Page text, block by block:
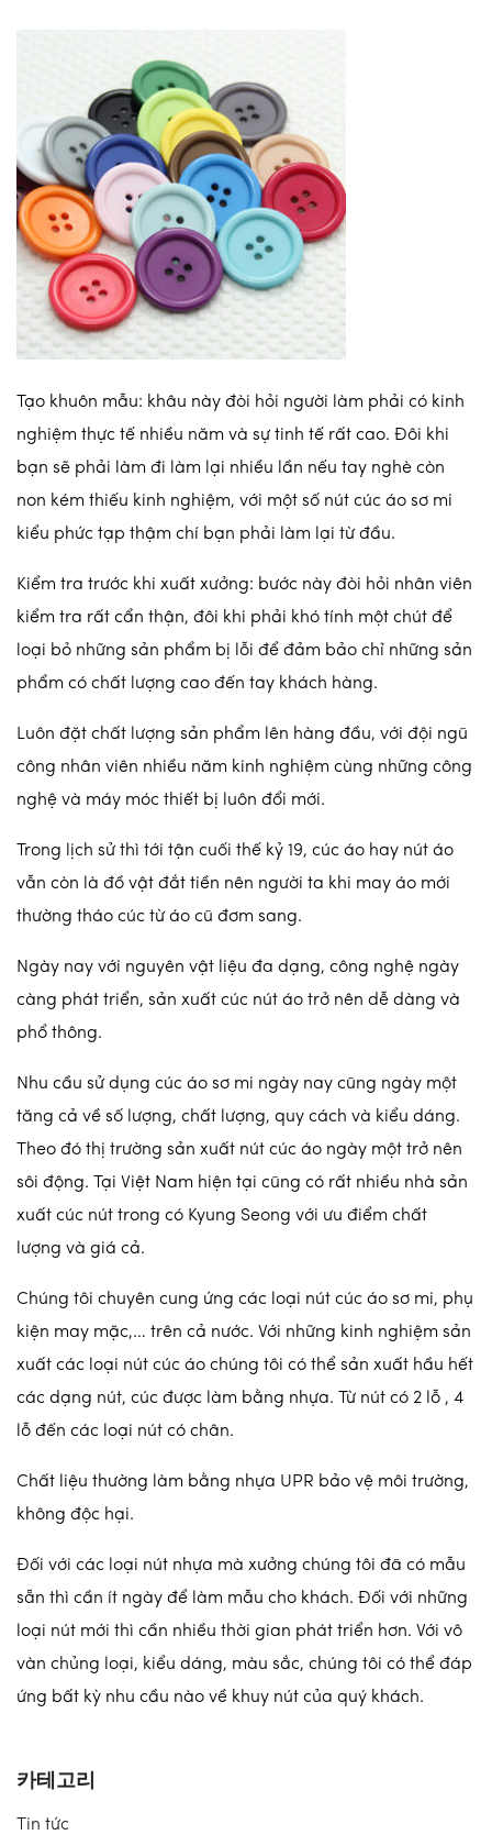
Tạo khuôn mẫu: khâu này đòi hỏi người làm phải có kinh
nghiệm thực tế nhiều năm và sự tinh tế rất cao. Đôi khi
bạn sẽ phải làm đi làm lại nhiều lần nếu tay nghè còn
non kém thiếu kinh nghiệm, với một số nút cúc áo sơ mi
kiểu phức tạp thậm chí bạn phải làm lại từ đầu.
Kiểm tra trước khi xuất xưởng: bước này đòi hỏi nhân viên
kiểm tra rất cẩn thận, đôi khi phải khó tính một chút để
loại bỏ những sản phẩm bị lỗi để đảm bảo chỉ những sản
phẩm có chất lượng cao đến tay khách hàng.
Luôn đặt chất lượng sản phẩm lên hàng đầu, với đội ngũ
công nhân viên nhiều năm kinh nghiệm cùng những công
nghệ và máy móc thiết bị luôn đổi mới.
Trong lịch sử thì tới tận cuối thế kỷ 19, cúc áo hay nút áo
vẫn còn là đồ vật đắt tiền nên người ta khi may áo mới
thường tháo cúc từ áo cũ đơm sang.
Ngày nay với nguyên vật liệu đa dạng, công nghệ ngày
càng phát triển, sản xuất cúc nút áo trở nên dễ dàng và
phổ thông.
Nhu cầu sử dụng cúc áo sơ mi ngày nay cũng ngày một
tăng cả về số lượng, chất lượng, quy cách và kiểu dáng.
Theo đó thị trường sản xuất nút cúc áo ngày một trở nên
sôi động. Tại Việt Nam hiện tại cũng có rất nhiều nhà sản
xuất cúc nút trong có Kyung Seong với ưu điểm chất
lượng và giá cả.
Chúng tôi chuyên cung ứng các loại nút cúc áo sơ mi, phụ
kiện may mặc,… trên cả nước. Với những kinh nghiệm sản
xuất các loại nút cúc áo chúng tôi có thể sản xuất hầu hết
các dạng nút, cúc được làm bằng nhựa. Từ nút có 2 lỗ , 4
lỗ đến các loại nút có chân.
Chất liệu thường làm bằng nhựa UPR bảo vệ môi trường,
không độc hại.
Đối với các loại nút nhựa mà xưởng chúng tôi đã có mẫu
sẵn thì cần ít ngày để làm mẫu cho khách. Đối với những
loại nút mới thì cần nhiều thời gian phát triển hơn. Với vô
vàn chủng loại, kiểu dáng, màu sắc, chúng tôi có thể đáp
ứng bất kỳ nhu cầu nào về khuy nút của quý khách.
카테고리
Tin tức